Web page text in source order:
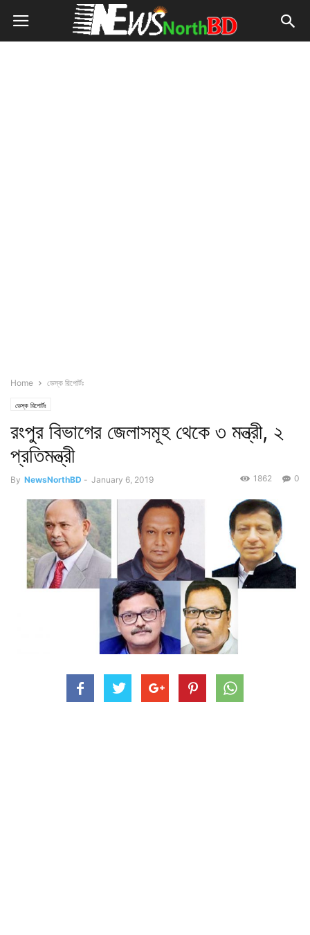
Home ডেস্ক রিপোর্টঃ
ডেস্ক রিপোর্টঃ
রংপুর বিভাগের জেলাসমূহ থেকে ৩ মন্ত্রী, ২
প্রতিমন্ত্রী
By NewsNorthBD - January 6, 2019 0
1862